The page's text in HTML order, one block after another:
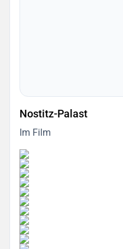
Nostitz-Palast
Im Film